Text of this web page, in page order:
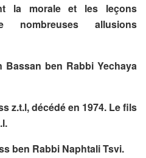
la morale et les leçons
nombreuses allusions
Bassan ben Rabbi Yechaya
z.t.l, décédé en 1974. Le fils
ben Rabbi Naphtali Tsvi.